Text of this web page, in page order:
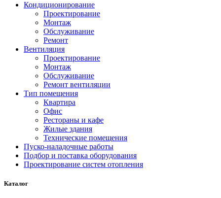
Кондиционирование
Проектирование
Монтаж
Обслуживание
Ремонт
Вентиляция
Проектирование
Монтаж
Обслуживание
Ремонт вентиляции
Тип помещения
Квартира
Офис
Рестораны и кафе
Жилые здания
Технические помещения
Пуско-наладочные работы
Подбор и поставка оборудования
Проектирование систем отопления
Каталог